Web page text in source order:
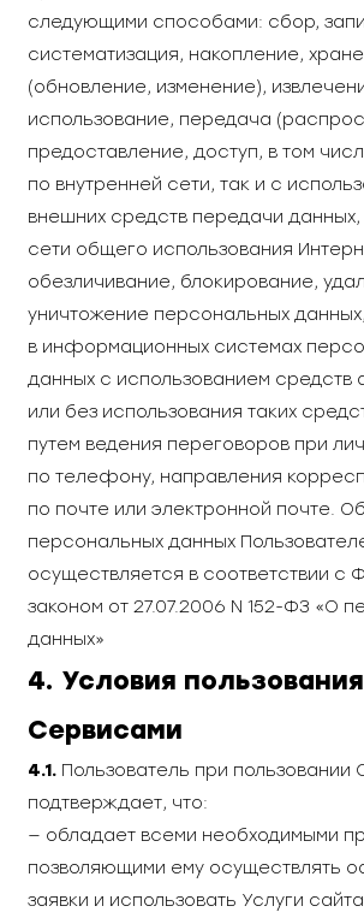
следующими способами: сбор,
систематизация, накопление,
(обновление, изменение),
использование, передача
предоставление, доступ, в том
по внутренней сети, так и с
внешних средств передачи данных,
сети общего использования
обезличивание, блокирование,
уничтожение персональных
в информационных системах
данных с использованием средств
или без использования таких
путем ведения переговоров при
по телефону, направления
по почте или электронной почте.
персональных данных
осуществляется в соответствии с
законом от 27.07.2006 N 152-ФЗ «О
данных»
4. Условия
Сервисами
4.1. Пользователь при пользовании
подтверждает, что:
— обладает всеми необходимыми
позволяющими ему осуществлять
заявки и использовать Услуги